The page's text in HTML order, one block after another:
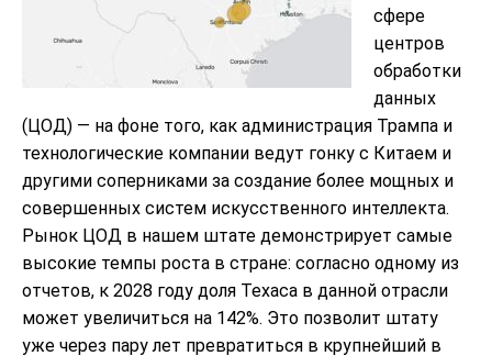
сфере
центров
обработки
данных
(ЦОД) — на фоне того, как администрация Трампа и
технологические компании ведут гонку с Китаем и
другими соперниками за создание более мощных и
совершенных систем искусственного интеллекта.
Рынок ЦОД в нашем штате демонстрирует самые
высокие темпы роста в стране: согласно одному из
отчетов, к 2028 году доля Техаса в данной отрасли
может увеличиться на 142%. Это позволит штату
уже через пару лет превратиться в крупнейший в